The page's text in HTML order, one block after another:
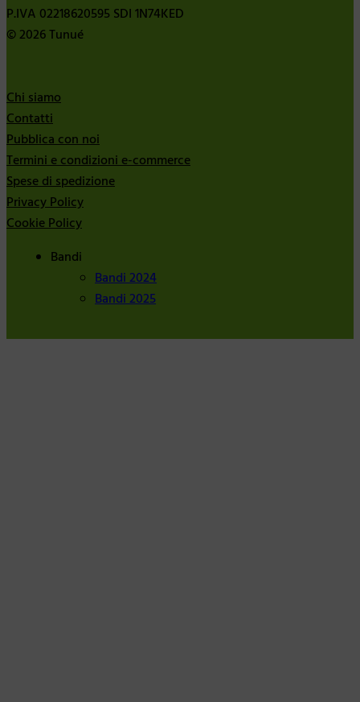
P.IVA 02218620595 SDI 1N74KED
© 2026 Tunué
Chi siamo
Contatti
Pubblica con noi
Termini e condizioni e-commerce
Spese di spedizione
Privacy Policy
Cookie Policy
Bandi
Bandi 2024
Bandi 2025